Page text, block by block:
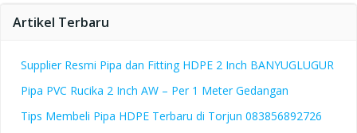
Artikel Terbaru
Supplier Resmi Pipa dan Fitting HDPE 2 Inch BANYUGLUGUR
Pipa PVC Rucika 2 Inch AW – Per 1 Meter Gedangan
Tips Membeli Pipa HDPE Terbaru di Torjun 083856892726